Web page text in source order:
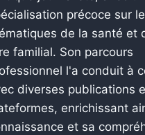
précoce sur
de la santé et
familial. Son parcours
l'a conduit à
diverses publications
enrichissant
et sa